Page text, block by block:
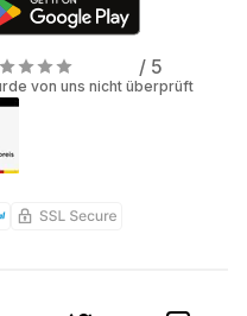
/ 5
von uns nicht überprüft